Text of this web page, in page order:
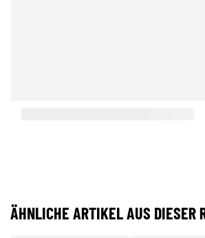
ÄHNLICHE ARTIKEL AUS DIESER